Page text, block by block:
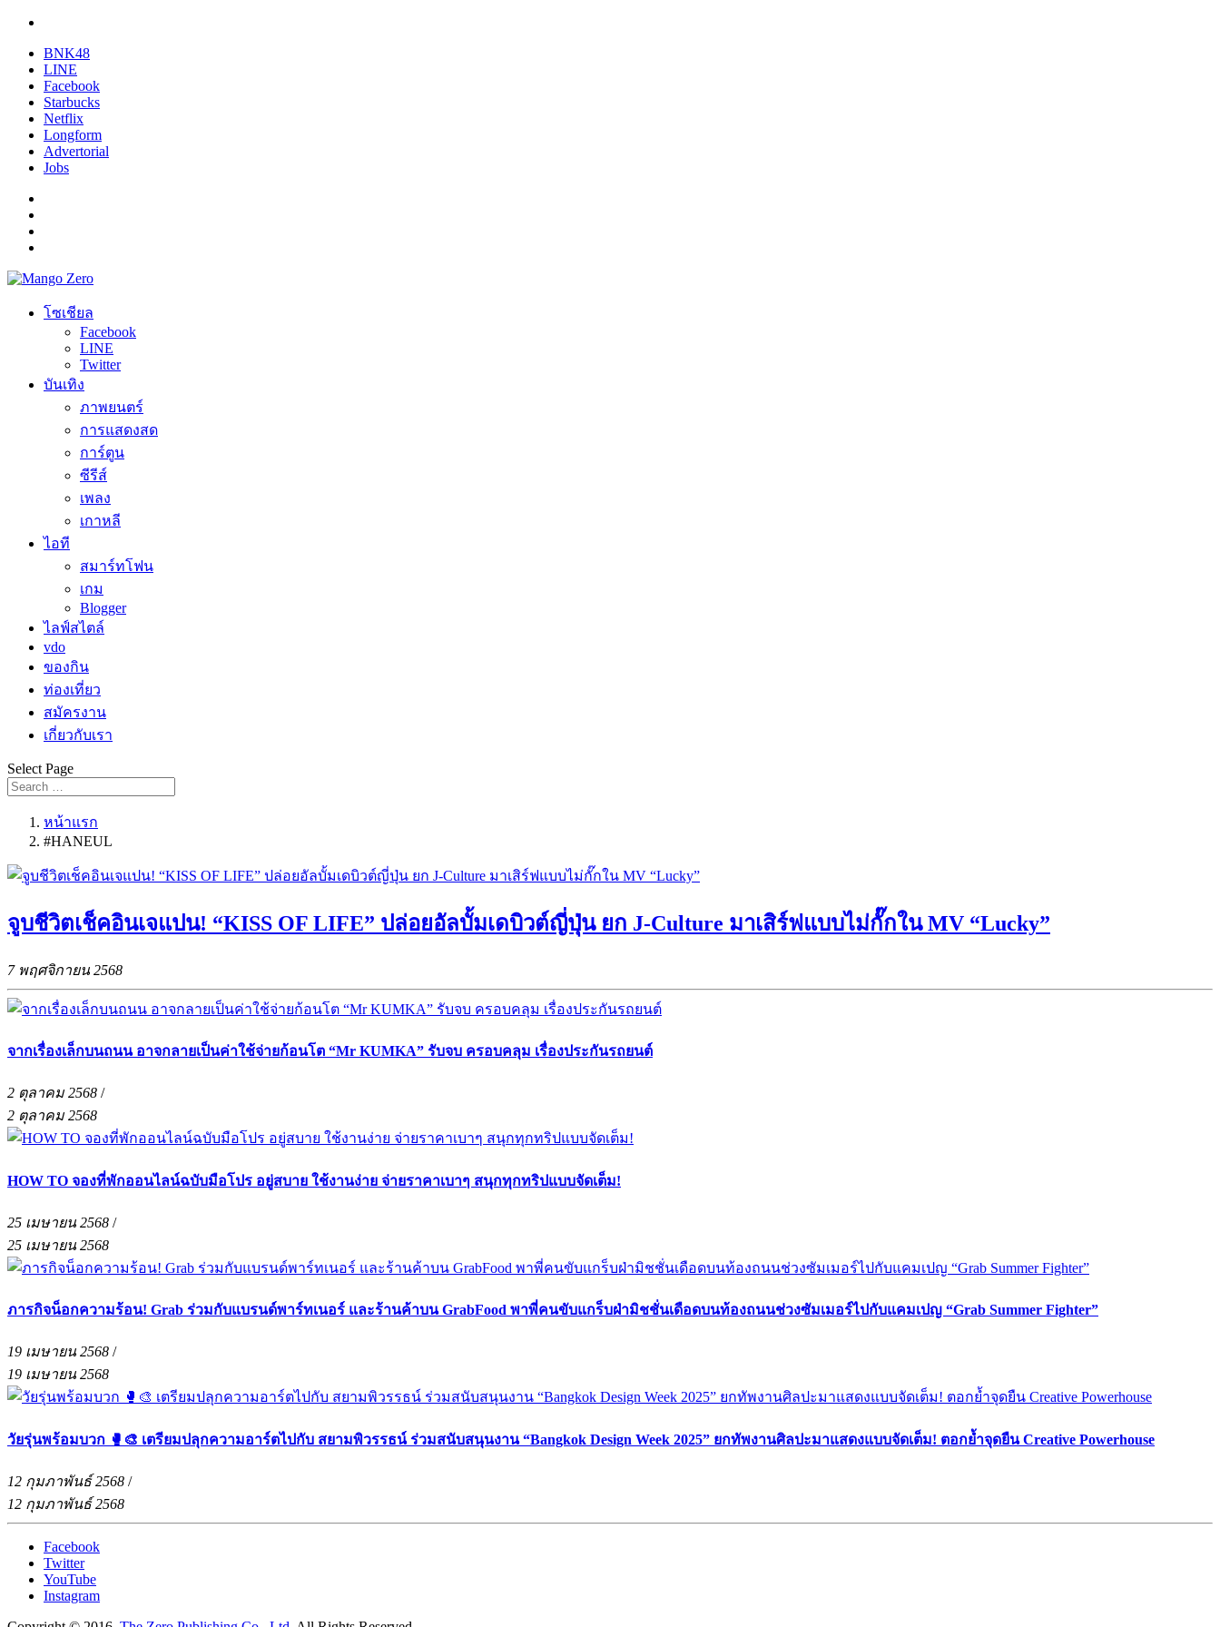
BNK48
LINE
Facebook
Starbucks
Netflix
Longform
Advertorial
Jobs
โซเชียล
Facebook
LINE
Twitter
บันเทิง
ภาพยนตร์
การแสดงสด
การ์ตูน
ซีรีส์
เพลง
เกาหลี
ไอที
สมาร์ทโฟน
เกม
Blogger
ไลฟ์สไตล์
vdo
ของกิน
ท่องเที่ยว
สมัครงาน
เกี่ยวกับเรา
Select Page
หน้าแรก
#HANEUL
จูบชีวิตเช็คอินเจแปน! “KISS OF LIFE” ปล่อยอัลบั้มเดบิวต์ญี่ปุ่น ยก J-Culture มาเสิร์ฟแบบไม่กั๊กใน MV “Lucky”
7 พฤศจิกายน 2568
จากเรื่องเล็กบนถนน อาจกลายเป็นค่าใช้จ่ายก้อนโต “Mr KUMKA” รับจบ ครอบคลุม เรื่องประกันรถยนต์
2 ตุลาคม 2568 /
2 ตุลาคม 2568
HOW TO จองที่พักออนไลน์ฉบับมือโปร อยู่สบาย ใช้งานง่าย จ่ายราคาเบาๆ สนุกทุกทริปแบบจัดเต็ม!
25 เมษายน 2568 /
25 เมษายน 2568
ภารกิจน็อกความร้อน! Grab ร่วมกับแบรนด์พาร์ทเนอร์ และร้านค้าบน GrabFood พาพี่คนขับแกร็บฝ่ามิชชั่นเดือดบนท้องถนนช่วงซัมเมอร์ไปกับแคมเปญ “Grab Summer Fighter”
19 เมษายน 2568 /
19 เมษายน 2568
วัยรุ่นพร้อมบวก 🥊🎨 เตรียมปลุกความอาร์ตไปกับ สยามพิวรรธน์ ร่วมสนับสนุนงาน “Bangkok Design Week 2025” ยกทัพงานศิลปะมาแสดงแบบจัดเต็ม! ตอกย้ำจุดยืน Creative Powerhouse
12 กุมภาพันธ์ 2568 /
12 กุมภาพันธ์ 2568
Facebook
Twitter
YouTube
Instagram